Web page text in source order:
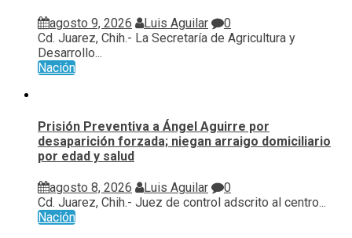
agosto 9, 2026 Luis Aguilar
0
Cd. Juarez, Chih.- La Secretaría de Agricultura y
Desarrollo...
Nación
Prisión Preventiva a Ángel Aguirre por
desaparición forzada; niegan arraigo domiciliario
por edad y salud
agosto 8, 2026 Luis Aguilar
0
Cd. Juarez, Chih.- Juez de control adscrito al centro...
Nación